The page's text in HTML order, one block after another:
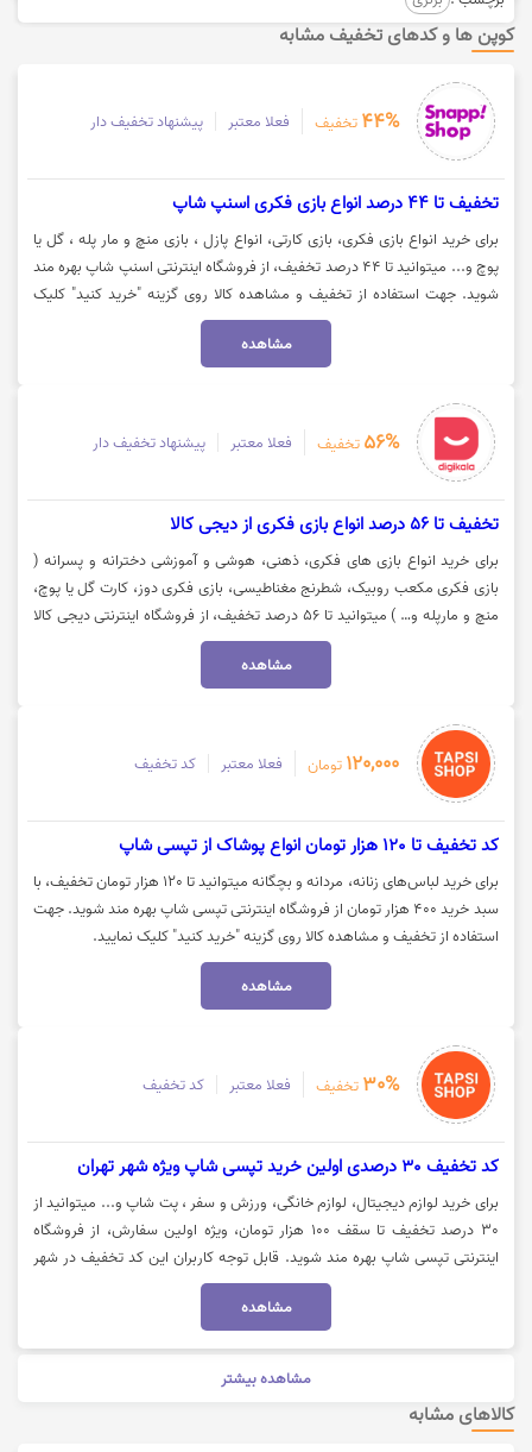
کوپن ها و کدهای تخفیف مشابه
44% تخفیف فعلا معتبر پیشنهاد تخفیف دار
تخفیف تا 44 درصد انواع بازی فکری اسنپ شاپ
برای خرید انواع بازی فکری، بازی کارتی، انواع پازل ، بازی منچ و مار پله ، گل یا
پوچ و... میتوانید تا 44 درصد تخفیف، از فروشگاه اینترنتی اسنپ شاپ بهره مند
شوید. جهت استفاده از تخفیف و مشاهده کالا روی گزینه "خرید کنید" کلیک
مشاهده
56% تخفیف فعلا معتبر پیشنهاد تخفیف دار
تخفیف تا 56 درصد انواع بازی فکری از دیجی کالا
برای خرید انواع بازی های فکری، ذهنی، هوشی و آموزشی دخترانه و پسرانه (
بازی فکری مکعب روبیک، شطرنج مغناطیسی، بازی فکری دوز، کارت گل یا پوچ،
منچ و مارپله و… ) میتوانید تا 56 درصد تخفیف، از فروشگاه اینترنتی دیجی کالا
بهره مند شوید. جهت استفاده از تخفیف و مشاهده کالا روی گزینه "خرید کنید"
مشاهده
120,000 تومان فعلا معتبر کد تخفیف
کد تخفیف تا 120 هزار تومان انواع پوشاک از تپسی شاپ
برای خرید لباس‌های زنانه، مردانه و بچگانه میتوانید تا 120 هزار تومان تخفیف، با
سبد خرید 400 هزار تومان از فروشگاه اینترنتی تپسی شاپ بهره مند شوید. جهت
استفاده از تخفیف و مشاهده کالا روی گزینه "خرید کنید" کلیک نمایید.
مشاهده
30% تخفیف فعلا معتبر کد تخفیف
کد تخفیف 30 درصدی اولین خرید تپسی شاپ ویژه شهر تهران
برای خرید لوازم دیجیتال، لوازم خانگی، ورزش و سفر ، پت شاپ و... میتوانید از
30 درصد تخفیف تا سقف 100 هزار تومان، ویژه اولین سفارش، از فروشگاه
اینترنتی تپسی شاپ بهره مند شوید. قابل توجه کاربران این کد تخفیف در شهر
تهران و با سبد خرید 300هزار تومان فعال میباشد. جهت استفاده از تخفیف و
مشاهده کالا، روی گزینه "خرید کنید" کلیک نمایید.
مشاهده
مشاهده بیشتر
کالاهای مشابه